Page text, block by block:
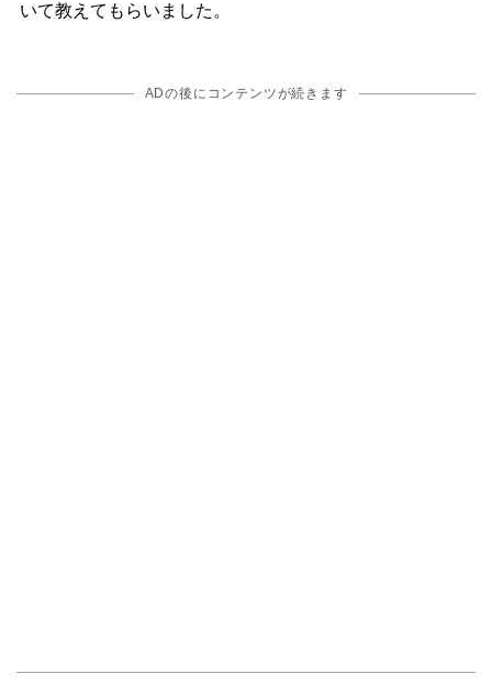
いて教えてもらいました。
ADの後にコンテンツが続きます